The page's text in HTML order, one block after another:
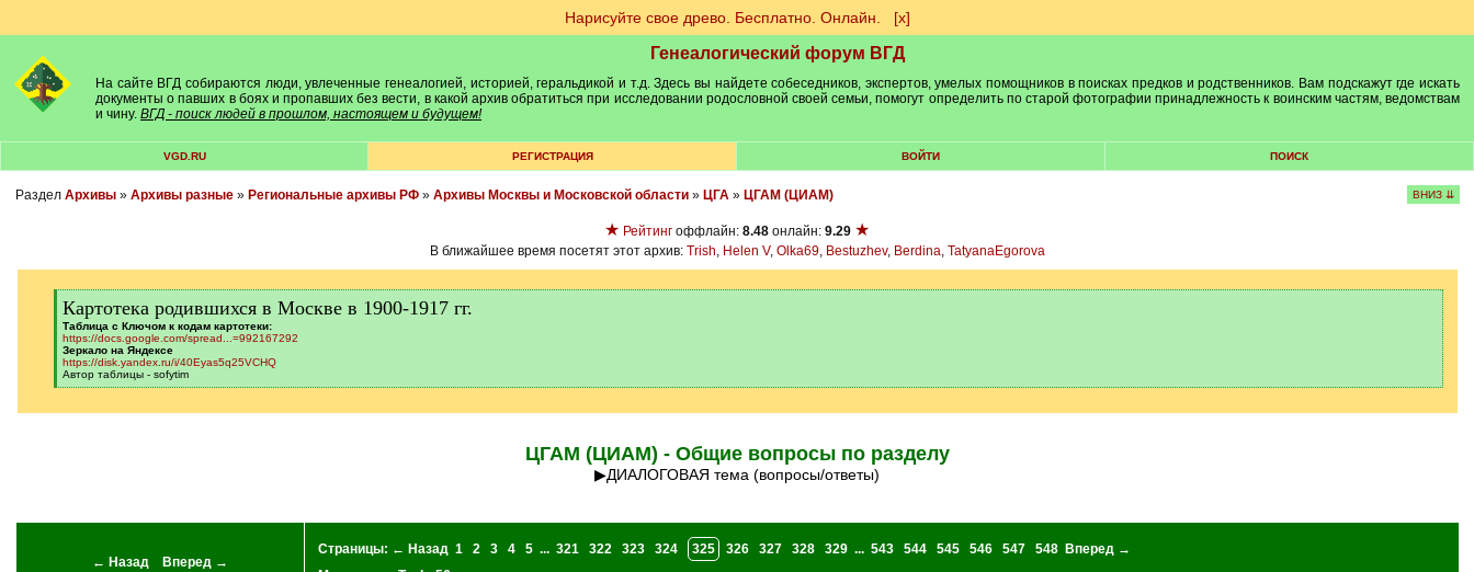
Нарисуйте свое древо. Бесплатно. Онлайн. [х]
Генеалогический форум ВГД
На сайте ВГД собираются люди, увлеченные генеалогией, историей, геральдикой и т.д. Здесь вы найдете собеседников, экспертов, умелых помощников в поисках предков и родственников. Вам подскажут где искать
документы о павших в боях и пропавших без вести, в какой архив обратиться при исследовании родословной своей семьи, помогут определить по старой фотографии принадлежность к воинским частям, ведомствам
и чину. ВГД - поиск людей в прошлом, настоящем и будущем!
VGD.RU РЕГИСТРАЦИЯ ВОЙТИ ПОИСК
Раздел Архивы» Архивы разные» Региональные архивы РФ» Архивы Москвы и Московской области» ЦГА» ЦГАМ (ЦИАМ) ВНИЗ ⇊
★ Рейтинг оффлайн: 8.48 онлайн: 9.29 ★
В ближайшее время посетят этот архив: Trish, Helen V, Olka69, Bestuzhev, Berdina, TatyanaEgorova
[
q
]
Картотека родившихся в Москве в 1900-1917 гг.
Таблица с Ключом к кодам картотеки:
https://docs.google.com/spread...=992167292
Зеркало на Яндексе
https://disk.yandex.ru/i/40Eyas5q25VCHQ
Автор таблицы - sofytim
[
ЦГАМ (ЦИАМ) - Общие вопросы по разделу
▶ДИАЛОГОВАЯ тема (вопросы/ответы)
← Назад Вперед →
Страницы: ← Назад 1 2 3 4 5 ... 321 322 323 324 325 326 327 328 329 ... 543 544 545 546 547 548
Вперед →